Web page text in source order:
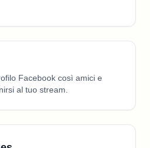
Facebook così amici e
al tuo stream.